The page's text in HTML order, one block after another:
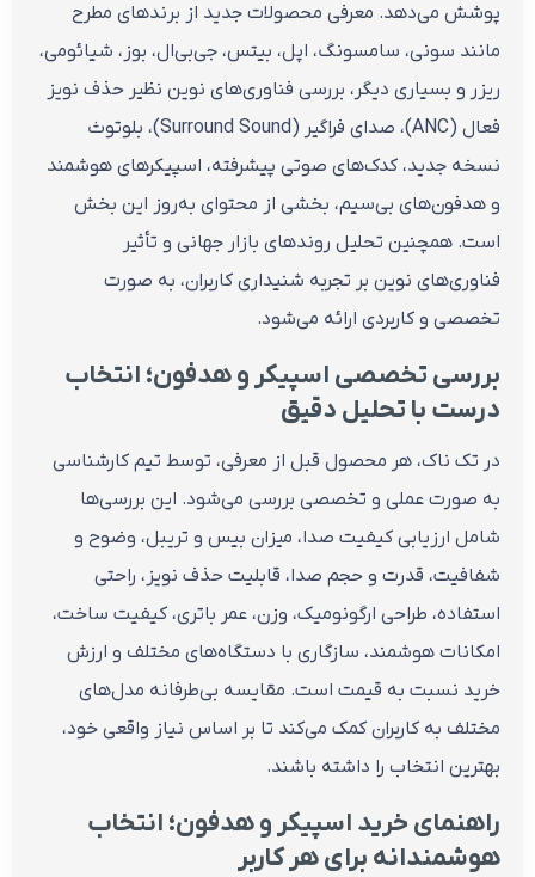
پوشش می‌دهد. معرفی محصولات جدید از برندهای مطرح
مانند سونی، سامسونگ، اپل، بیتس، جی‌بی‌ال، بوز، شیائومی،
ریزر و بسیاری دیگر، بررسی فناوری‌های نوین نظیر حذف نویز
فعال (ANC)، صدای فراگیر (Surround Sound)، بلوتوث
نسخه جدید، کدک‌های صوتی پیشرفته، اسپیکرهای هوشمند
و هدفون‌های بی‌سیم، بخشی از محتوای به‌روز این بخش
است. همچنین تحلیل روندهای بازار جهانی و تأثیر
فناوری‌های نوین بر تجربه شنیداری کاربران، به صورت
تخصصی و کاربردی ارائه می‌شود.
بررسی تخصصی اسپیکر و هدفون؛ انتخاب
درست با تحلیل دقیق
در تک ناک، هر محصول قبل از معرفی، توسط تیم کارشناسی
به صورت عملی و تخصصی بررسی می‌شود. این بررسی‌ها
شامل ارزیابی کیفیت صدا، میزان بیس و تریبل، وضوح و
شفافیت، قدرت و حجم صدا، قابلیت حذف نویز، راحتی
استفاده، طراحی ارگونومیک، وزن، عمر باتری، کیفیت ساخت،
امکانات هوشمند، سازگاری با دستگاه‌های مختلف و ارزش
خرید نسبت به قیمت است. مقایسه بی‌طرفانه مدل‌های
مختلف به کاربران کمک می‌کند تا بر اساس نیاز واقعی خود،
بهترین انتخاب را داشته باشند.
راهنمای خرید اسپیکر و هدفون؛ انتخاب
هوشمندانه برای هر کاربر